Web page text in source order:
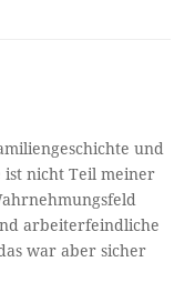
und
nicht Teil meiner
arbeiterfeindliche
war aber sicher